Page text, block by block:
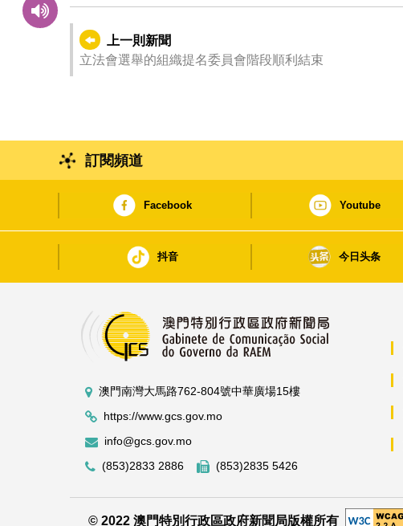
上一則新聞
立法會選舉的組織提名委員會階段順利結束
訂閱頻道
Facebook Youtube
抖音 今日头条
澳門南灣大馬路762-804號中華廣場15樓
https://www.gcs.gov.mo
info@gcs.gov.mo
(853)2833 2886
(853)2835 5426
© 2022 澳門特別行政區政府新聞局版權所有